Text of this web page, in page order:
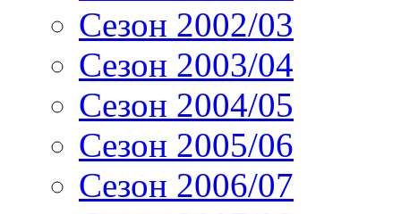
Сезон 2002/03
Сезон 2003/04
Сезон 2004/05
Сезон 2005/06
Сезон 2006/07